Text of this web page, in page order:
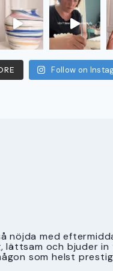
Follow on
nöjda med
lättsam och bjuder
som helst